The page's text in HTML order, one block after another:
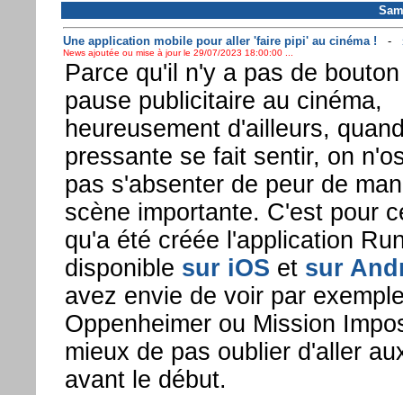
Une application mobile pour aller 'faire pipi' au cinéma ! -
News ajoutée ou mise à jour le 29/07/2023 18:00:00 ...
Parce qu'il n'y a pas de
pause publicitaire au cinéma,
heureusement d'ailleurs,
pressante se fait sentir, on
pas s'absenter de peur de
scène importante. C'est pour
qu'a été créée l'application
disponible sur iOS et sur
avez envie de voir par
Oppenheimer ou Mission
mieux de pas oublier d'aller
avant le début.